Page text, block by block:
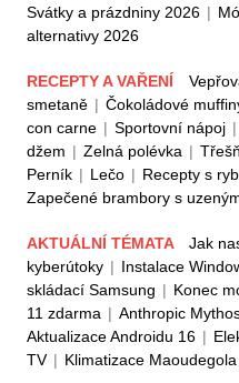
Svátky a prázdniny 2026 |
alternativy 2026
RECEPTY A VAŘENÍ
smetaně | Čokoládové
con carne | Sportovní nápoj |
džem | Zelná polévka |
Perník | Lečo | Recepty s
Zapečené brambory s
AKTUÁLNÍ TÉMATA Jak
kyberútoky | Instalace
skládací Samsung | Konec
11 zdarma | Anthropic
Aktualizace Androidu 16 |
TV | Klimatizace Maoudegola